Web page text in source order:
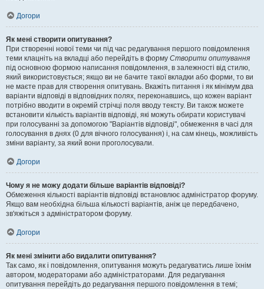
Догори
Як мені створити опитування?
При створенні нової теми чи під час редагування першого повідомлення
теми клацніть на вкладці або перейдіть в форму Створити опитування
під основною формою написання повідомлення, в залежності від стилю,
який використовується; якщо ви не бачите такої вкладки або форми, то ви
не маєте прав для створення опитувань. Вкажіть питання і як мінімум два
варіанти відповіді в відповідних полях, переконавшись, що кожен варіант
потрібно вводити в окремій стрічці поля вводу тексту. Ви також можете
встановити кількість варіантів відповіді, які можуть обирати користувачі
при голосуванні за допомогою "Варіантів відповіді", обмеження в часі для
голосування в днях (0 для вічного голосування) і, на сам кінець, можливість
зміни варіанту, за який вони проголосували.
Догори
Чому я не можу додати більше варіантів відповіді?
Обмеження кількості варіантів відповіді встановлює адміністратор форуму.
Якщо вам необхідна більша кількості варіантів, аніж це передбачено,
зв'яжіться з адміністратором форуму.
Догори
Як мені змінити або видалити опитування?
Так само, як і повідомлення, опитування можуть редагуватись лише їхнім
автором, модераторами або адміністраторами. Для редагування
опитування перейдіть до редагування першого повідомлення в темі;